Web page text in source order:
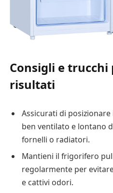
Consigli e
risultati
Assicurati di
ben ventilato e lontano
fornelli o radiatori.
Mantieni il frigorifero
regolarmente per
e cattivi odori.